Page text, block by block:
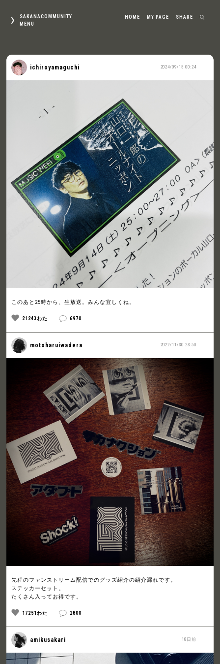
SAKANACOMMUNITY
MENU
HOME MY PAGE SHARE
2024/09/15 00:24
ichiroyamaguchi
このあと25時から、生放送。みんな宜しくね。
21243わた 6970
2022/11/30 23:50
motoharuiwadera
先程のファンストリーム配信でのグッズ紹介の紹介漏れです。
ステッカーセット。
たくさん入ってお得です。
17251わた 2800
18日前
amikusakari